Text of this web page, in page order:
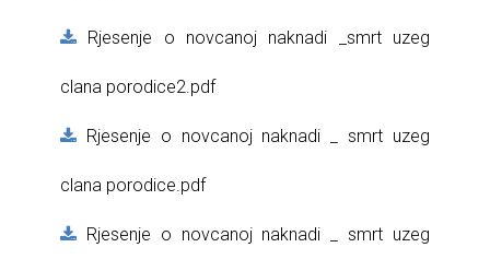
Rjesenje o novcanoj naknadi _smrt uzeg
clana porodice2.pdf
Rjesenje o novcanoj naknadi _ smrt uzeg
clana porodice.pdf
Rjesenje o novcanoj naknadi _ smrt uzeg